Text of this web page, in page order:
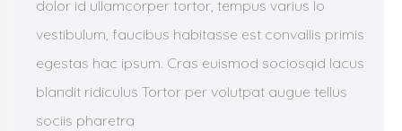
dolor id ullamcorper tortor, tempus varius lo
vestibulum, faucibus habitasse est convallis primis
egestas hac ipsum. Cras euismod sociosqid lacus
blandit ridiculus Tortor per volutpat augue tellus
sociis pharetra